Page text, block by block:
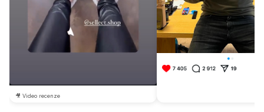
🎥 Video recenze